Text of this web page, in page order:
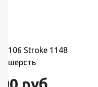
106 Stroke 1148
шерсть